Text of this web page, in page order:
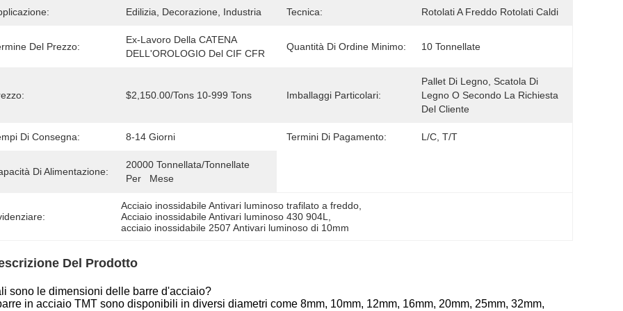
Edilizia, Decorazione, Industria Tecnica: Rotolati A Freddo Rotolati Caldi
Del Prezzo:
Ex-Lavoro Della CATENA
DELL'OROLOGIO Del CIF CFR
Quantità Di Ordine Minimo: 10 Tonnellate
$2,150.00/Tons 10-999 Tons Imballaggi Particolari:
Pallet Di Legno, Scatola Di
Legno O Secondo La Richiesta
Del Cliente
Di Consegna: 8-14 Giorni Termini Di Pagamento: L/C, T/T
Di Alimentazione:
20000 Tonnellata/tonnellate
Per   Mese
Acciaio inossidabile Antivari luminoso trafilato a freddo
Acciaio inossidabile Antivari luminoso 430 904L
acciaio inossidabile 2507 Antivari luminoso di 10mm
Del Prodotto
sono le dimensioni delle barre d'acciaio?
in acciaio TMT sono disponibili in diversi diametri come 8mm, 10mm, 12mm, 16mm, 20mm, 25mm, 32mm,